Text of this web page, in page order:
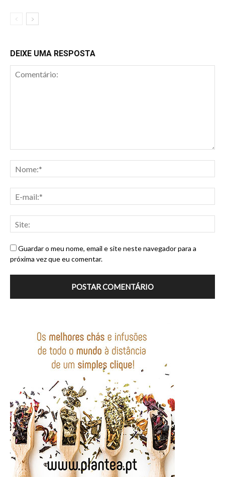
DEIXE UMA RESPOSTA
Guardar o meu nome, email e site neste navegador para a
próxima vez que eu comentar.